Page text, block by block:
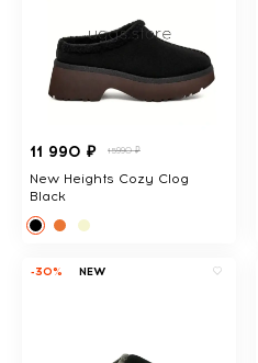
11 990 ₽ 15990 ₽
New Heights Cozy Clog
Black
-30% NEW